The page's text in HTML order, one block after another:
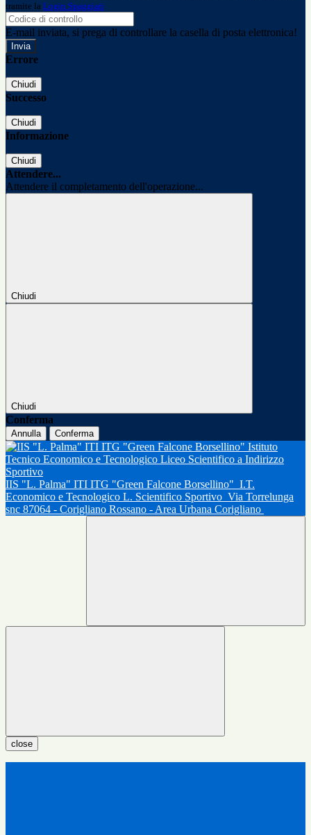
tramite la Login Spaggiari
E-mail inviata, si prega di controllare la casella di posta elettronica!
Errore
Chiudi
Successo
Chiudi
Informazione
Chiudi
Attendere...
Attendere il completamento dell'operazione...
Chiudi
Chiudi
Conferma
Annulla Conferma
IIS "L. Palma" ITI ITG "Green Falcone Borsellino" I.T.
Economico e Tecnologico L. Scientifico Sportivo Via Torrelunga
snc 87064 - Corigliano Rossano - Area Urbana Corigliano
close